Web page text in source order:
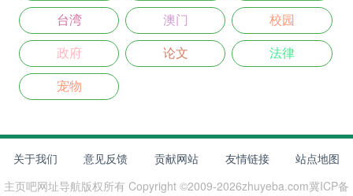
台湾 澳门 校园
政府 论文 法律
宠物
关于我们 意见反馈 贡献网站 友情链接
站点地图
主页吧网址导航版权所有 Copyright ©2009-2026zhuyeba.com冀ICP备